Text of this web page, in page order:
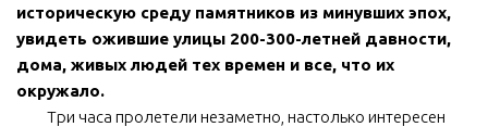
историческую среду памятников из минувших эпох,
увидеть ожившие улицы 200-300-летней давности,
дома, живых людей тех времен и все, что их
окружало.
Три часа пролетели незаметно, настолько интересен